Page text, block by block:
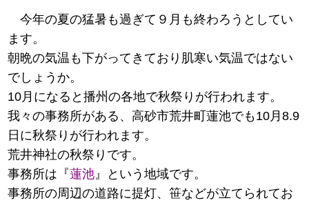
今年の夏の猛暑も過ぎて９月も終わろうとしてい
ます。
朝晩の気温も下がってきており肌寒い気温ではない
でしょうか。
10月になると播州の各地で秋祭りが行われます。
我々の事務所がある、高砂市荒井町蓮池でも10月8.9
日に秋祭りが行われます。
荒井神社の秋祭りです。
事務所は『蓮池』という地域です。
事務所の周辺の道路に提灯、笹などが立てられてお